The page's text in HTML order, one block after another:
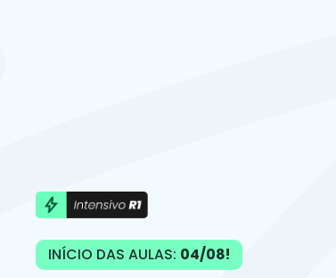
INÍCIO DAS AULAS: 04/08!